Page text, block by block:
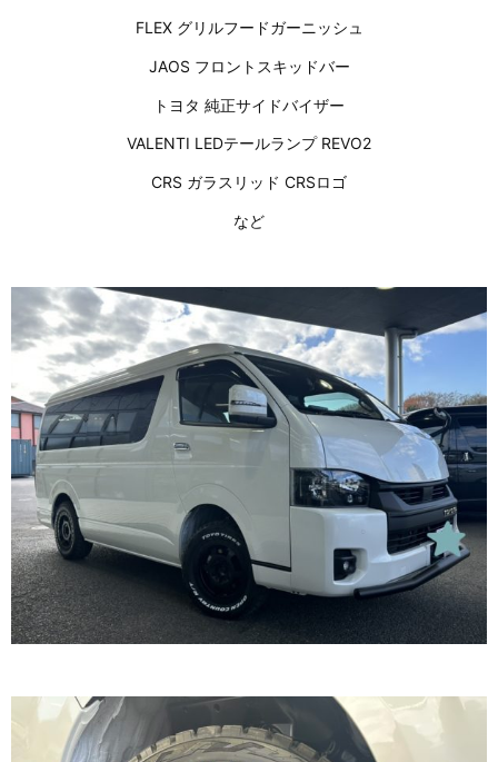
FLEX グリルフードガーニッシュ
JAOS フロントスキッドバー
トヨタ 純正サイドバイザー
VALENTI LEDテールランプ REVO2
CRS ガラスリッド CRSロゴ
など